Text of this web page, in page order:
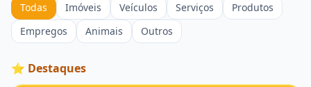
Todas Imóveis Veículos Serviços
Produtos
Empregos
Animais Outros
⭐ Destaques